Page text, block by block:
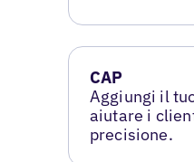
CAP
Aggiungi il
aiutare i
precisione.